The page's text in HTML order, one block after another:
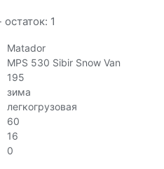
1
Matador
MPS 530 Sibir Snow Van
195
зима
легкогрузовая
60
16
0